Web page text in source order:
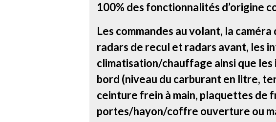
100% des fonctionnalités d’origine
Les commandes au volant, la
radars de recul et radars avant, les
climatisation/chauffage ainsi que
bord (niveau du carburant en litre,
ceinture frein à main, plaquettes de
portes/hayon/coffre ouverture ou